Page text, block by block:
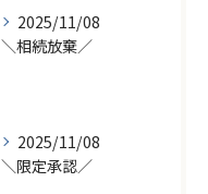
2025/11/08
＼相続放棄／
2025/11/08
＼限定承認／